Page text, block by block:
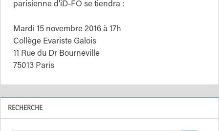
parisienne d’iD-FO se tiendra :
Mardi 15 novembre 2016 à 17h
Collège Evariste Galois
11 Rue du Dr Bourneville
75013 Paris
RECHERCHE